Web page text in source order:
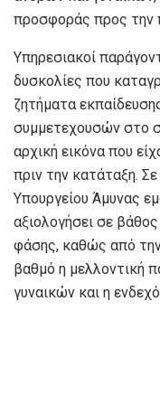
προσφοράς προς την
Υπηρεσιακοί
δυσκολίες που
ζητήματα
συμμετεχουσών στο
αρχική εικόνα που
πριν την κατάταξη.
Υπουργείου Άμυνας
αξιολογήσει σε
φάσης, καθώς από
βαθμό η μελλοντική
γυναικών και η